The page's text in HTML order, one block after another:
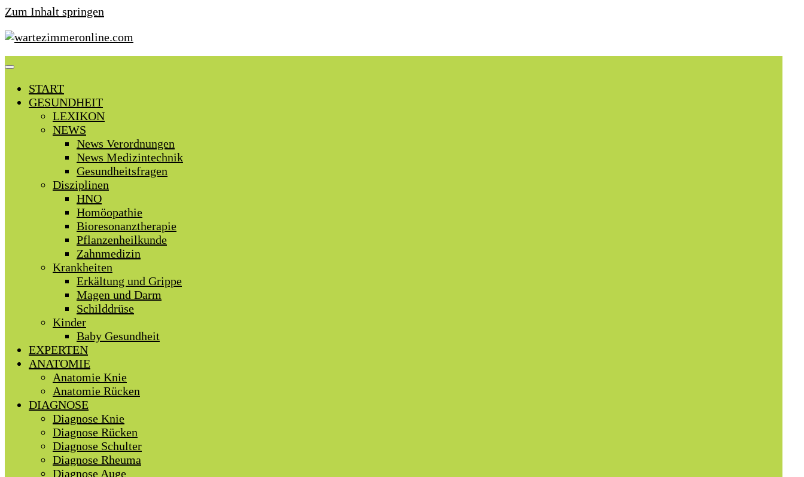
Zum Inhalt springen
START
GESUNDHEIT
LEXIKON
NEWS
News Verordnungen
News Medizintechnik
Gesundheitsfragen
Disziplinen
HNO
Homöopathie
Bioresonanztherapie
Pflanzenheilkunde
Zahnmedizin
Krankheiten
Erkältung und Grippe
Magen und Darm
Schilddrüse
Kinder
Baby Gesundheit
EXPERTEN
ANATOMIE
Anatomie Knie
Anatomie Rücken
DIAGNOSE
Diagnose Knie
Diagnose Rücken
Diagnose Schulter
Diagnose Rheuma
Diagnose Auge